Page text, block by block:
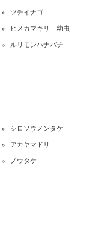
ツチイナゴ
ヒメカマキリ 幼虫
ルリモンハナバチ
シロソウメンタケ
アカヤマドリ
ノウタケ